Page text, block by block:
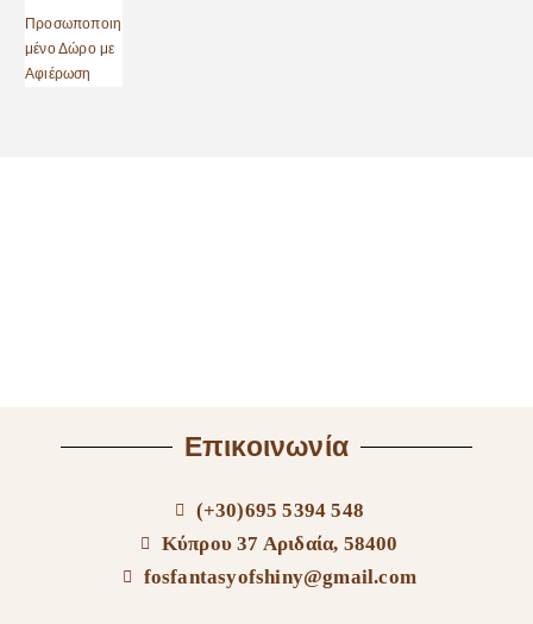
Επικοινωνία
(+30)695 5394 548
Κύπρου 37 Αριδαία, 58400
fosfantasyofshiny@gmail.com